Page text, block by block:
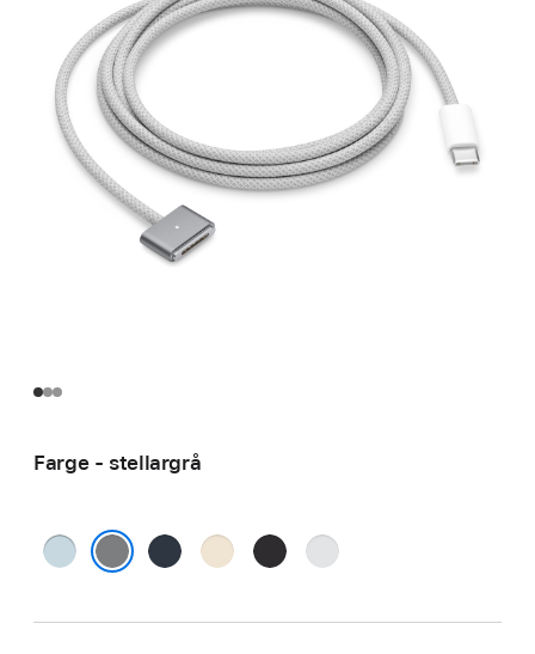
Farge - stellargrå
himmelblå midnattstjerneskinn
stellarsvart
sølv